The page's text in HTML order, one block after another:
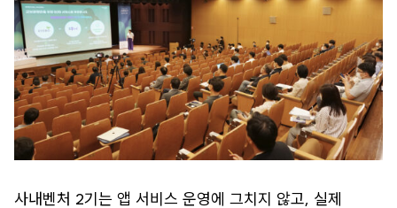
사내벤처 2기는 앱 서비스 운영에 그치지 않고, 실제